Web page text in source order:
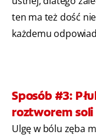
ten ma też dość
każdemu
Sposób #3:
roztworem soli
Ulgę w bólu zęba